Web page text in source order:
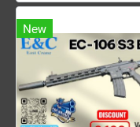
New